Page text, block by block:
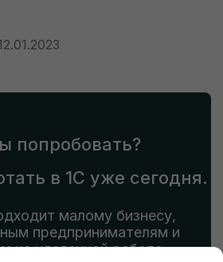
попробовать?
в 1С уже сегодня.
малому бизнесу,
предпринимателям и
на удаленной работе.